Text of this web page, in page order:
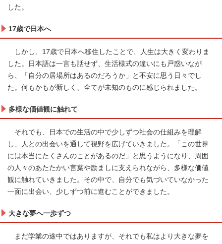
した。
17歳で日本へ
しかし、17歳で日本へ移住したことで、人生は大きく変わりま
した。日本語は一言も話せず、生活様式の違いにも戸惑いなが
ら、「自分の居場所はあるのだろうか」と不安に思う日々でし
た。何もかもが新しく、全てが未知のものに感じられました。
多様な価値観に触れて
それでも、日本での生活の中で少しずつ社会の仕組みを理解
し、人との出会いを通して視野を広げていきました。「この世界
には本当にたくさんのことがあるのだ」と思うようになり、周囲
の人々のあたたかい言葉や励ましに支えられながら、多様な価値
観に触れていきました。その中で、自分でも気づいていなかった
一面に出会い、少しずつ前に進むことができました。
大きな夢へ一歩ずつ
まだ学業の途中ではありますが、それでも私はより大きな夢を